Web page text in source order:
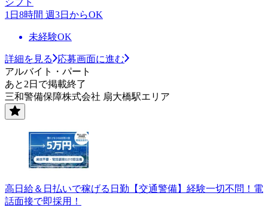
1日8時間 週3日からOK
未経験OK
詳細を見る
応募画面に進む
アルバイト・パート
あと2日で掲載終了
三和警備保障株式会社 扇大橋駅エリア
高日給＆日払いで稼げる日勤【交通警備】経験一切不問！電
話面接で即採用！